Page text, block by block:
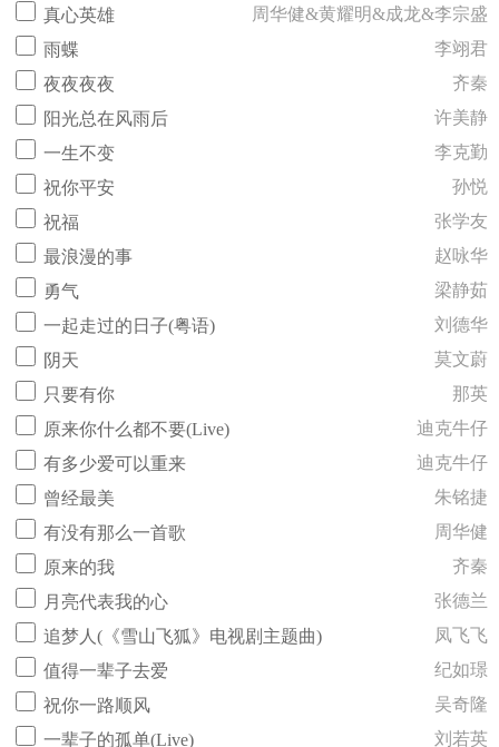
真心英雄
周华健&黄耀明&成龙&李宗盛
雨蝶
李翊君
夜夜夜夜
齐秦
阳光总在风雨后
许美静
一生不变
李克勤
祝你平安
孙悦
祝福
张学友
最浪漫的事
赵咏华
勇气
梁静茹
一起走过的日子(粤语)
刘德华
阴天
莫文蔚
只要有你
那英
原来你什么都不要(Live)
迪克牛仔
有多少爱可以重来
迪克牛仔
曾经最美
朱铭捷
有没有那么一首歌
周华健
原来的我
齐秦
月亮代表我的心
张德兰
追梦人(《雪山飞狐》电视剧主题曲)
凤飞飞
值得一辈子去爱
纪如璟
祝你一路顺风
吴奇隆
一辈子的孤单(Live)
刘若英